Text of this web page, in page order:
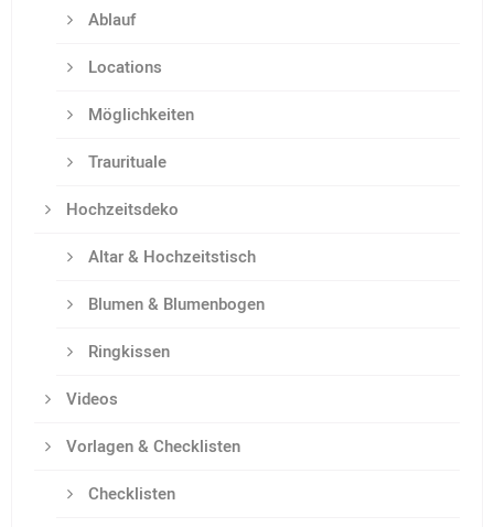
Ablauf
Locations
Möglichkeiten
Traurituale
Hochzeitsdeko
Altar & Hochzeitstisch
Blumen & Blumenbogen
Ringkissen
Videos
Vorlagen & Checklisten
Checklisten